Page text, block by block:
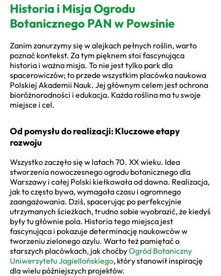
Historia i Misja Ogrodu
Botanicznego PAN w Powsinie
Zanim zanurzymy się w alejkach pełnych roślin, warto
poznać kontekst. Za tym pięknem stoi fascynująca
historia i ważna misja. To nie jest tylko park dla
spacerowiczów; to przede wszystkim placówka naukowa
Polskiej Akademii Nauk. Jej głównym celem jest ochrona
bioróżnorodności i edukacja. Każda roślina ma tu swoje
miejsce i cel.
Od pomysłu do realizacji: Kluczowe etapy
rozwoju
Wszystko zaczęło się w latach 70. XX wieku. Idea
stworzenia nowoczesnego ogrodu botanicznego dla
Warszawy i całej Polski kiełkowała od dawna. Realizacja,
jak to często bywa, wymagała czasu i ogromnego
zaangażowania. Dziś, spacerując po perfekcyjnie
utrzymanych ścieżkach, trudno sobie wyobrazić, że kiedyś
były tu głównie pola. Historia tego miejsca jest
fascynująca i pokazuje determinację naukowców w
tworzeniu zielonego azylu. Warto też pamiętać o
starszych placówkach, jak choćbyOgród Botaniczny
Uniwersytetu Jagiellońskiego, który stanowił inspirację
dla wielu późniejszych projektów.